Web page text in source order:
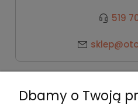
519
Dbamy o Twoją